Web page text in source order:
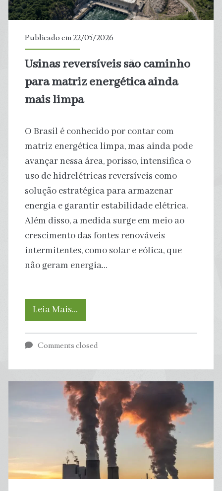
extremos
ter
—
isso
ameaça
lavouras,
cidades
e
reservatórios
Publicado em 22/05/2026
Usinas reversíveis são caminho
para matriz energética ainda
mais limpa
O Brasil é conhecido por contar com
matriz energética limpa, mas ainda pode
avançar nessa área, porisso, intensifica o
uso de hidrelétricas reversíveis como
solução estratégica para armazenar
energia e garantir estabilidade elétrica.
Além disso, a medida surge em meio ao
crescimento das fontes renováveis
intermitentes, como solar e eólica, que
não geram energia…
Leia Mais…
reversíveis
para
matriz
energética
ainda
Comments closed